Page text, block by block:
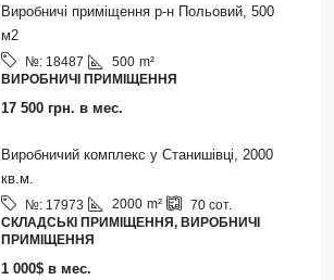
Виробничі приміщення р-н Польовий, 500
м2
№: 18487 500 m²
ВИРОБНИЧІ ПРИМІЩЕННЯ
17 500 грн. в мес.
Виробничий комплекс у Станишівці, 2000
кв.м.
№: 17973 2000 m² 70 сот.
СКЛАДСЬКІ ПРИМІЩЕННЯ, ВИРОБНИЧІ
ПРИМІЩЕННЯ
1 000$ в мес.